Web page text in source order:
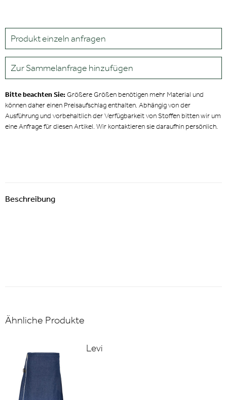
Produkt einzeln anfragen
Zur Sammelanfrage hinzufügen
Bitte beachten Sie:Größere Größen benötigen mehr Material und
können daher einen Preisaufschlag enthalten. Abhängig von der
Ausführung und vorbehaltlich der Verfügbarkeit von Stoffen bitten wir um
eine Anfrage für diesen Artikel. Wir kontaktieren sie daraufhin persönlich.
Beschreibung
Ähnliche Produkte
Levi